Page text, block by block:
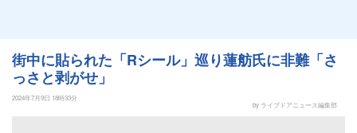
街中に貼られた「Rシール」巡り蓮舫氏に非難「さ
っさと剥がせ」
2024年7月9日 18時33分
by ライブドアニュース編集部